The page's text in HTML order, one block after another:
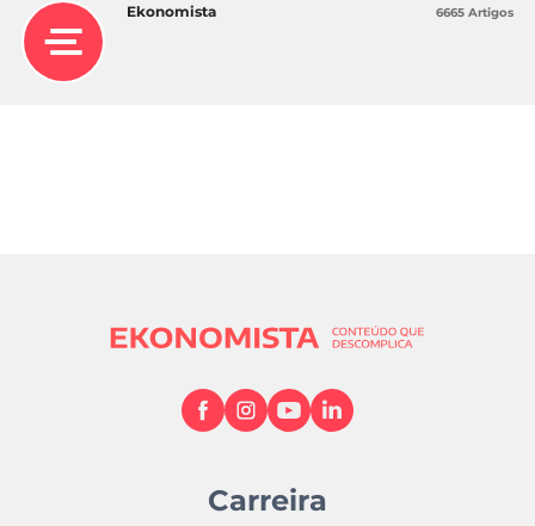
Ekonomista 6665 Artigos
Carreira